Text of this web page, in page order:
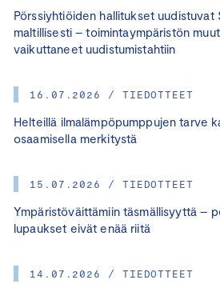
Pörssiyhtiöiden hallitukset uudistuvat
maltillisesti – toimintaympäristön
vaikuttaneet uudistumistahtiin
16.07.2026 / TIEDOTTEET
Helteillä ilmalämpöpumppujen tarve
osaamisella merkitystä
15.07.2026 / TIEDOTTEET
Ympäristöväittämiin täsmällisyyttä –
lupaukset eivät enää riitä
14.07.2026 / TIEDOTTEET